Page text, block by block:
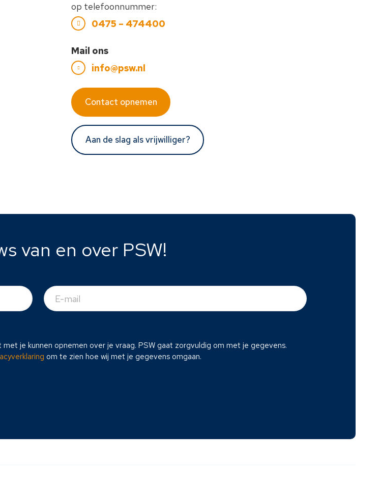
op telefoonnummer:
0475 – 474400
Mail ons
info@psw.nl
Contact opnemen
Aan de slag als vrijwilliger?
van en over PSW!
E-
mail
je kunnen opnemen over je vraag. PSW gaat zorgvuldig om met je gegevens.
om te zien hoe wij met je gegevens omgaan.